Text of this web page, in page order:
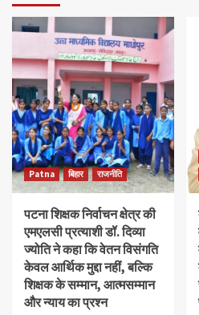
Patna बिहार राजनीति
पटना शिक्षक निर्वाचन क्षेत्र की
एमएलसी प्रत्याशी डॉ. दिव्या
ज्योति ने कहा कि वेतन विसंगति
केवल आर्थिक मुद्दा नहीं, बल्कि
शिक्षक के सम्मान, आत्मसम्मान
और न्याय का प्रश्न